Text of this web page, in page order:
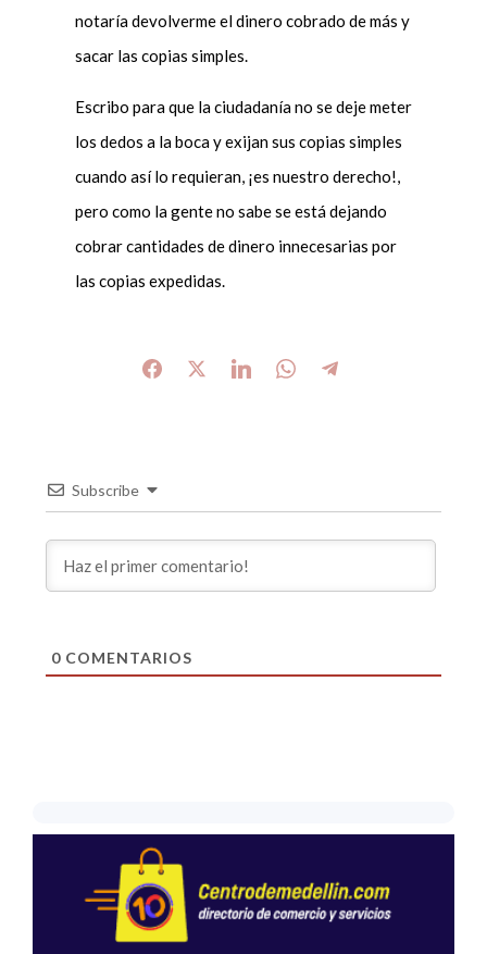
notaría devolverme el dinero cobrado de más y
sacar las copias simples.
Escribo para que la ciudadanía no se deje meter
los dedos a la boca y exijan sus copias simples
cuando así lo requieran, ¡es nuestro derecho!,
pero como la gente no sabe se está dejando
cobrar cantidades de dinero innecesarias por
las copias expedidas.
Subscribe
0COMENTARIOS